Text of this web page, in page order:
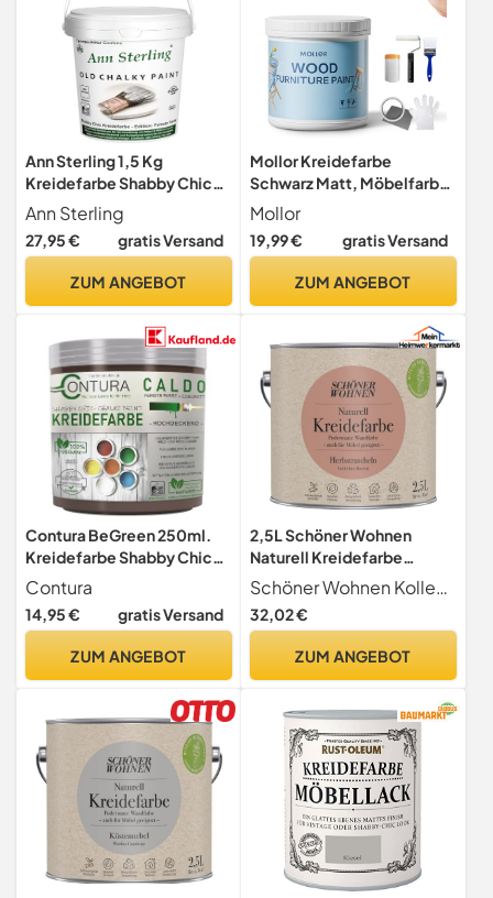
Ann Sterling 1,5 Kg
Kreidefarbe Shabby Chic
Farbe: Chalky White/Weiß
Lack Chalky Paint 1.5 Kilo / 1
Liter
Ann Sterling
27,95 € gratis Versand
ZUM ANGEBOT
Mollor Kreidefarbe
Schwarz Matt, Möbelfarbe
Ohne Schleifen, 500g
Mollor
19,99 € gratis Versand
ZUM ANGEBOT
Contura BeGreen 250ml.
Kreidefarbe Shabby Chic
Möbellack Lack Möbel
Farbe Holzlack Natur (15
Hazelnut Dunkelbraun)
Contura
14,95 € gratis Versand
ZUM ANGEBOT
2,5L Schöner Wohnen
Naturell Kreidefarbe
Herbstrascheln, Gedecktes
Rostrot
Schöner Wohnen Kollektion
32,02 €
ZUM ANGEBOT